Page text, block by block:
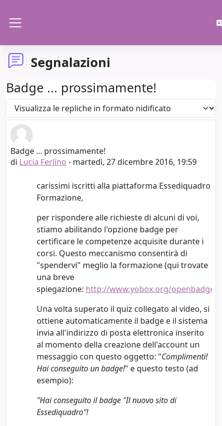
Segnalazioni
Badge ... prossimamente!
Modalità visualizzazione
Badge ... prossimamente!
di Lucia Ferlino - martedì, 27 dicembre 2016, 19:59
Numero di risposte: 0
carissimi iscritti alla piattaforma Essediquadro
Formazione,
per rispondere alle richieste di alcuni di voi,
stiamo abilitando l'opzione badge per
certificare le competenze acquisite durante i
corsi. Questo meccanismo consentirà di
"spendervi" meglio la formazione (qui trovate
una breve
spiegazione: http://www.yobox.org/
Una volta superato il quiz collegato al video, si
ottiene automaticamente il badge e il sistema
invia all'indirizzo di posta elettronica inserito
al momento della creazione dell'account un
messaggio con questo oggetto: "Complimenti!
Hai conseguito un badge!" e questo testo (ad
esempio):
"Hai conseguito il badge "Il nuovo sito di
Essediquadro"!